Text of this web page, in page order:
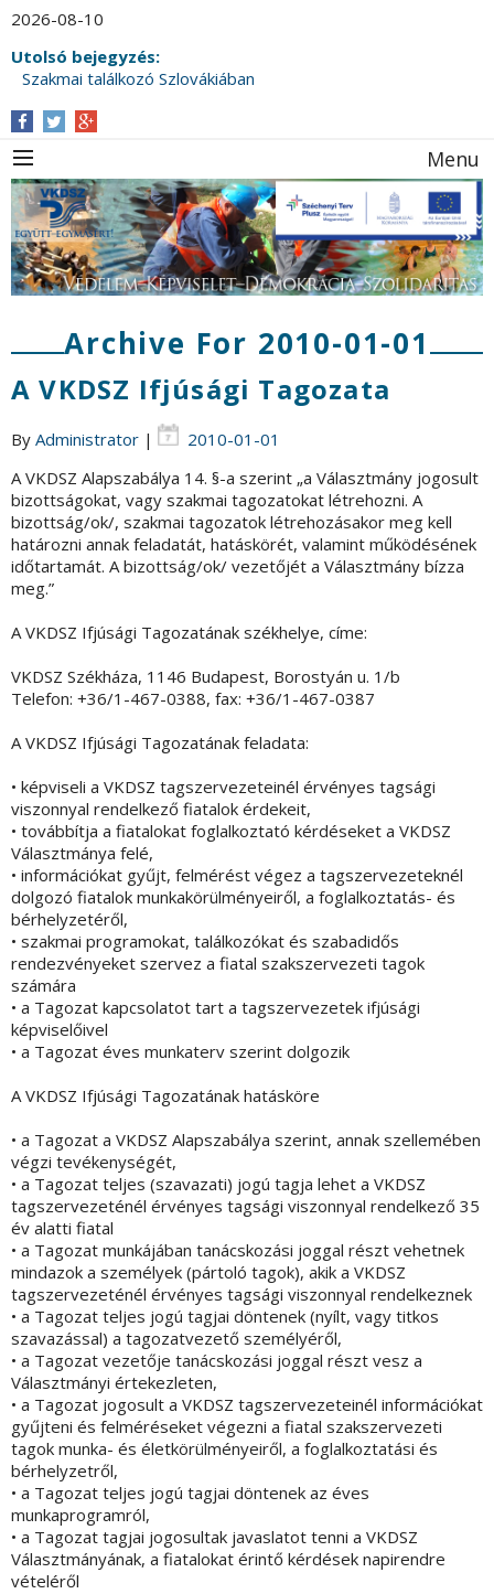
2026-08-10
Utolsó bejegyzés:
Szakmai találkozó Szlovákiában
VKDSZ a Víz Világnapja alkalmából
Menu
Archive For 2010-01-01
A VKDSZ Ifjúsági Tagozata
By Administrator |
2010-01-01
A VKDSZ Alapszabálya 14. §-a szerint „a Választmány jogosult
bizottságokat, vagy szakmai tagozatokat létrehozni. A
bizottság/ok/, szakmai tagozatok létrehozásakor meg kell
határozni annak feladatát, hatáskörét, valamint működésének
időtartamát. A bizottság/ok/ vezetőjét a Választmány bízza
meg.”
A VKDSZ Ifjúsági Tagozatának székhelye, címe:
VKDSZ Székháza, 1146 Budapest, Borostyán u. 1/b
Telefon: +36/1-467-0388, fax: +36/1-467-0387
A VKDSZ Ifjúsági Tagozatának feladata:
• képviseli a VKDSZ tagszervezeteinél érvényes tagsági
viszonnyal rendelkező fiatalok érdekeit,
• továbbítja a fiatalokat foglalkoztató kérdéseket a VKDSZ
Választmánya felé,
• információkat gyűjt, felmérést végez a tagszervezeteknél
dolgozó fiatalok munkakörülményeiről, a foglalkoztatás- és
bérhelyzetéről,
• szakmai programokat, találkozókat és szabadidős
rendezvényeket szervez a fiatal szakszervezeti tagok
számára
• a Tagozat kapcsolatot tart a tagszervezetek ifjúsági
képviselőivel
• a Tagozat éves munkaterv szerint dolgozik
A VKDSZ Ifjúsági Tagozatának hatásköre
• a Tagozat a VKDSZ Alapszabálya szerint, annak szellemében
végzi tevékenységét,
• a Tagozat teljes (szavazati) jogú tagja lehet a VKDSZ
tagszervezeténél érvényes tagsági viszonnyal rendelkező 35
év alatti fiatal
• a Tagozat munkájában tanácskozási joggal részt vehetnek
mindazok a személyek (pártoló tagok), akik a VKDSZ
tagszervezeténél érvényes tagsági viszonnyal rendelkeznek
• a Tagozat teljes jogú tagjai döntenek (nyílt, vagy titkos
szavazással) a tagozatvezető személyéről,
• a Tagozat vezetője tanácskozási joggal részt vesz a
Választmányi értekezleten,
• a Tagozat jogosult a VKDSZ tagszervezeteinél információkat
gyűjteni és felméréseket végezni a fiatal szakszervezeti
tagok munka- és életkörülményeiről, a foglalkoztatási és
bérhelyzetről,
• a Tagozat teljes jogú tagjai döntenek az éves
munkaprogramról,
• a Tagozat tagjai jogosultak javaslatot tenni a VKDSZ
Választmányának, a fiatalokat érintő kérdések napirendre
vételéről